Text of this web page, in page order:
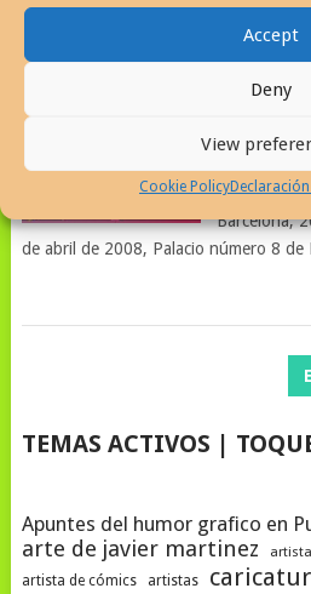
Accept
Deny
View
Cookie Policy
SALÓN
26º Salón
Barcelona,
de abril de 2008, Palacio número 8 de
POSTS
TEMAS ACTIVOS |
Apuntes del humor grafico en
arte de javier martinez artista
artista de cómics artistas